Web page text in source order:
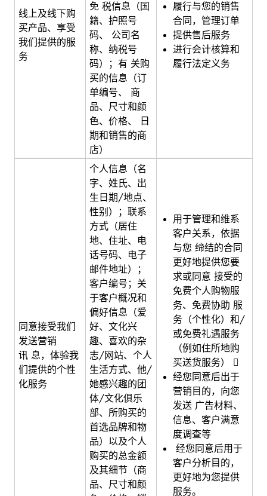
线上及线下购
买产品、享受
我们提供的服
务
免 税信息（国
籍、护照号
码、 公司名
称、纳税号
码）；有 关购
买的信息（订
单编号、 商
品、尺寸和颜
色、价格、 日
期和销售的商
店）
履行与您的销售
合同，管理订单
提供售后服务
进行会计核算和
履行法定义务
同意接受我们
发送营销
讯 息，体验我
们提供的个性
化服务
个人信息（名
字、姓氏、出
生日期/地点、
性别）；联系
方式（居住
地、住址、电
话号码、电子
邮件地址）；
客户编号；关
于客户概况和
偏好信息（爱
好、文化兴
趣、喜欢的杂
志/网站、个人
生活方式、他/
她感兴趣的团
体/文化俱乐
部、所购买的
首选品牌和物
品）以及个人
购买的总金额
及其细节（商
品、尺寸和颜
用于管理和维系
客户关系，依据
与您 缔结的合同
更好地提供您要
求或同意 接受的
免费个人购物服
务、免费协助 服
务（个性化）和/
或免费礼遇服务
（例如住所地购
买送货服务） 
经您同意后出于
营销目的，向您
发送 广告材料、
信息、客户满意
度调查等
经您同意后用于
客户分析目的，
更好地为您提供
服务。